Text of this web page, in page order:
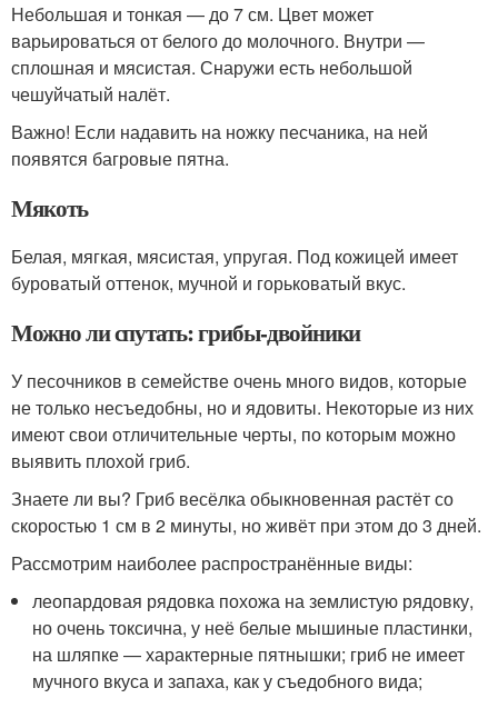
Небольшая и тонкая — до 7 см. Цвет может
варьироваться от белого до молочного. Внутри —
сплошная и мясистая. Снаружи есть небольшой
чешуйчатый налёт.
Важно! Если надавить на ножку песчаника, на ней
появятся багровые пятна.
Мякоть
Белая, мягкая, мясистая, упругая. Под кожицей имеет
буроватый оттенок, мучной и горьковатый вкус.
Можно ли спутать: грибы-двойники
У песочников в семействе очень много видов, которые
не только несъедобны, но и ядовиты. Некоторые из них
имеют свои отличительные черты, по которым можно
выявить плохой гриб.
Знаете ли вы? Гриб весёлка обыкновенная растёт со
скоростью 1 см в 2 минуты, но живёт при этом до 3 дней.
Рассмотрим наиболее распространённые виды:
леопардовая рядовка похожа на землистую рядовку,
но очень токсична, у неё белые мышиные пластинки,
на шляпке — характерные пятнышки; гриб не имеет
мучного вкуса и запаха, как у съедобного вида;